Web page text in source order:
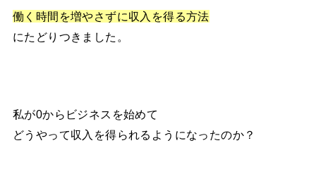
働く時間を増やさずに収入を得る方法
にたどりつきました。
私が0からビジネスを始めて
どうやって収入を得られるようになったのか？